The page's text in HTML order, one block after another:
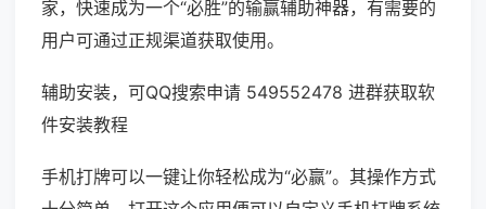
家，快速成为一个“必胜”的输赢辅助神器，有需要的
用户可通过正规渠道获取使用。
辅助安装，可QQ搜索申请 549552478 进群获取软
件安装教程
手机打牌可以一键让你轻松成为“必赢”。其操作方式